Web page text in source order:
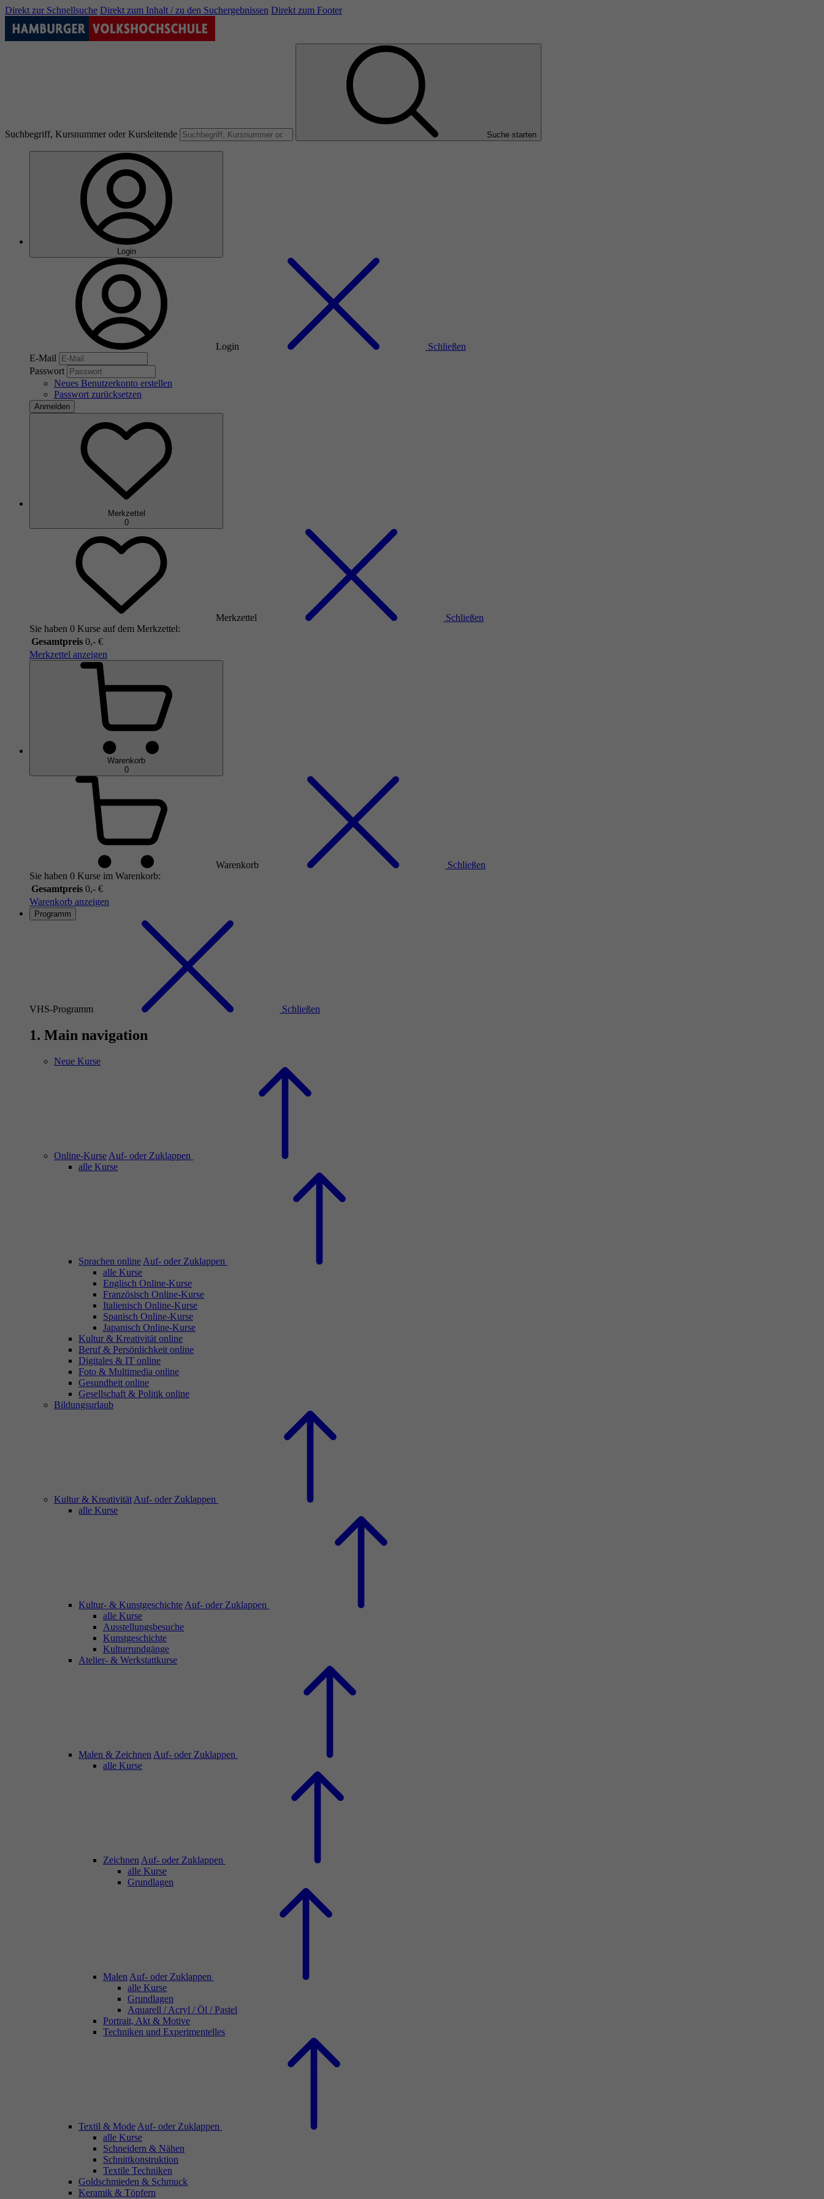
Direkt zur Schnellsuche Direkt zum Inhalt / zu den Suchergebnissen Direkt zum Footer
Suchbegriff, Kursnummer oder Kursleitende Suche starten
Login
Login
Schließen
E-Mail
Passwort
Neues Benutzerkonto erstellen
Passwort zurücksetzen
Anmelden
Merkzettel
0
Merkzettel
Schließen
Sie haben 0 Kurse auf dem Merkzettel:
Gesamtpreis 0,- €
Merkzettel anzeigen
Warenkorb
0
Warenkorb
Schließen
Sie haben 0 Kurse im Warenkorb:
Gesamtpreis 0,- €
Warenkorb anzeigen
Programm
VHS-Programm Schließen
1. Main navigation
Neue Kurse
Online-Kurse Auf- oder Zuklappen
alle Kurse
Sprachen online Auf- oder Zuklappen
alle Kurse
Englisch Online-Kurse
Französisch Online-Kurse
Italienisch Online-Kurse
Spanisch Online-Kurse
Japanisch Online-Kurse
Kultur & Kreativität online
Beruf & Persönlichkeit online
Digitales & IT online
Foto & Multimedia online
Gesundheit online
Gesellschaft & Politik online
Bildungsurlaub
Kultur & Kreativität Auf- oder Zuklappen
alle Kurse
Kultur- & Kunstgeschichte Auf- oder Zuklappen
alle Kurse
Ausstellungsbesuche
Kunstgeschichte
Kulturrundgänge
Atelier- & Werkstattkurse
Malen & Zeichnen Auf- oder Zuklappen
alle Kurse
Zeichnen Auf- oder Zuklappen
alle Kurse
Grundlagen
Malen Auf- oder Zuklappen
alle Kurse
Grundlagen
Aquarell / Acryl / Öl / Pastel
Portrait, Akt & Motive
Techniken und Experimentelles
Textil & Mode Auf- oder Zuklappen
alle Kurse
Schneidern & Nähen
Schnittkonstruktion
Textile Techniken
Goldschmieden & Schmuck
Keramik & Töpfern